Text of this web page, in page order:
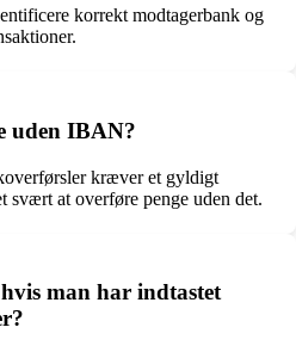
korrekt modtagerbank og
uden IBAN?
kræver et gyldigt
at overføre penge uden det.
man har indtastet